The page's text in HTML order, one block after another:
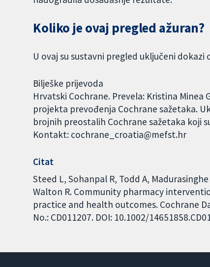
Koliko je ovaj pregled ažuran?
U ovaj su sustavni pregled uključeni dokazi
Bilješke prijevoda
Hrvatski Cochrane. Prevela: Kristina
projekta prevođenja Cochrane sažetaka.
brojnih preostalih Cochrane sažetaka koji
Kontakt: cochrane_croatia@mefst.hr
Citat
Steed L, Sohanpal R, Todd A, Madurasinghe
Walton R. Community pharmacy
practice and health outcomes. Cochrane
No.: CD011207. DOI: 10.1002/